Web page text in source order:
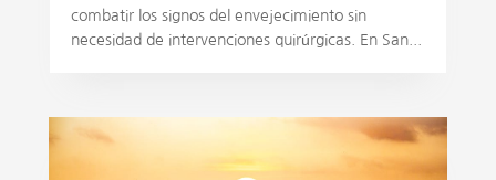
combatir los signos del envejecimiento sin
necesidad de intervenciones quirúrgicas. En San...